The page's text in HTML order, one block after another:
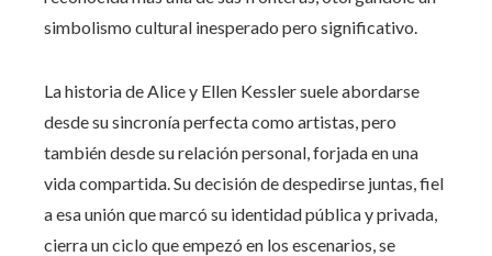
simbolismo cultural inesperado pero significativo.
La historia de Alice y Ellen Kessler suele abordarse
desde su sincronía perfecta como artistas, pero
también desde su relación personal, forjada en una
vida compartida. Su decisión de despedirse juntas, fiel
a esa unión que marcó su identidad pública y privada,
cierra un ciclo que empezó en los escenarios, se